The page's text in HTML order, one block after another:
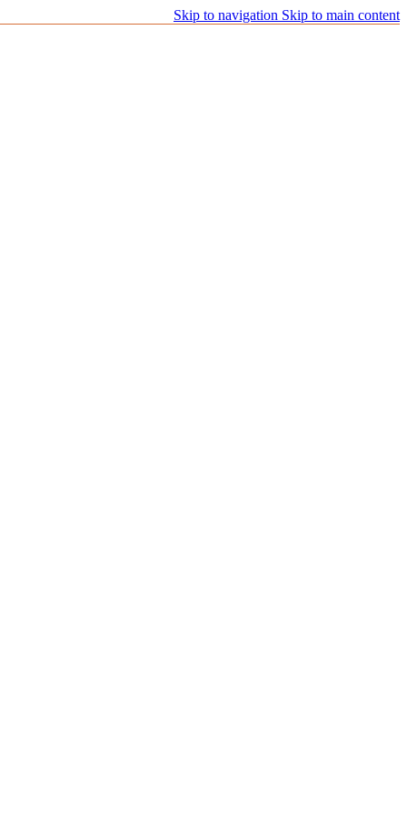
Skip to navigation Skip to main content